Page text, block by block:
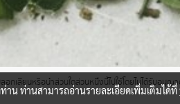
กเลียนหรือนำส่วนใดส่วนหนึ่งนี้ไปใช้โดยไม่ได้รับอนุ
าน ท่านสามารถอ่านรายละเอียดเพิ่มเติมได้ที่